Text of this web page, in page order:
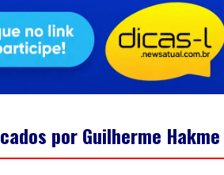
RSS
por Guilherme Hakme